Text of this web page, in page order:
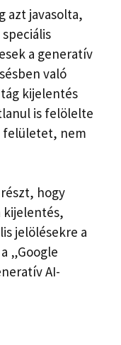
azt javasolta,
a generatív
való
kijelentés
is felölelte
felületet, nem
hogy
kijelentés,
jelölésekre a
„Google
AI-